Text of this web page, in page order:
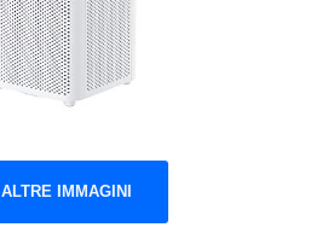
ALTRE IMMAGINI